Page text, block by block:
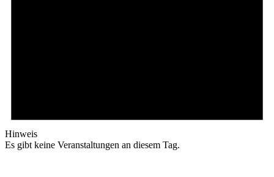
Hinweis
Es gibt keine Veranstaltungen an diesem Tag.